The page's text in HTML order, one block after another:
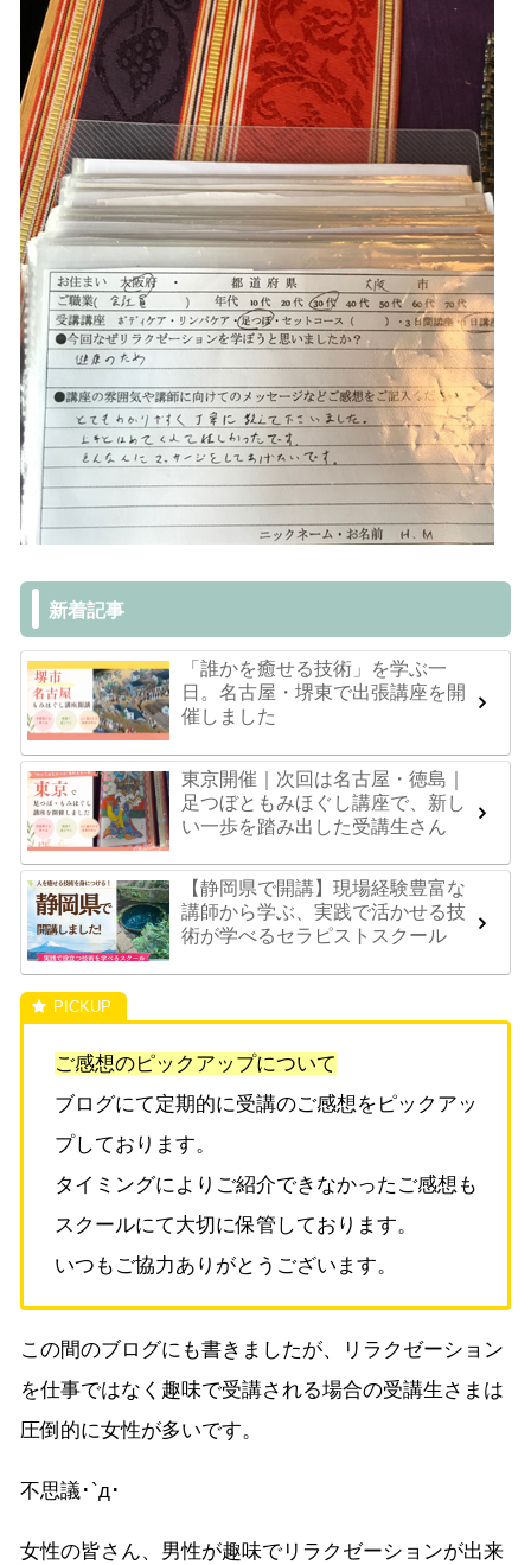
新着記事
「誰かを癒せる技術」を学ぶ一
日。名古屋・堺東で出張講座を開
催しました
東京開催｜次回は名古屋・徳島｜
足つぼともみほぐし講座で、新し
い一歩を踏み出した受講生さん
【静岡県で開講】現場経験豊富な
講師から学ぶ、実践で活かせる技
術が学べるセラピストスクール
ご感想のピックアップについて
ブログにて定期的に受講のご感想をピックアッ
プしております。
タイミングによりご紹介できなかったご感想も
スクールにて大切に保管しております。
いつもご協力ありがとうございます。
この間のブログにも書きましたが、リラクゼーション
を仕事ではなく趣味で受講される場合の受講生さまは
圧倒的に女性が多いです。
不思議･`д･
女性の皆さん、男性が趣味でリラクゼーションが出来